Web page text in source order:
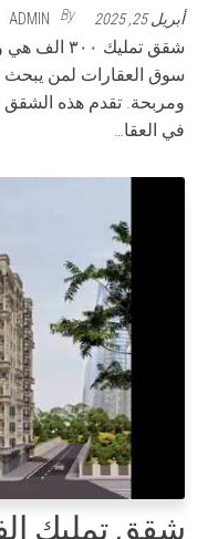
أبريل 25, 2025 By
ADMIN
شقق تمليك
سوق العقارات لمن يبحث
ومربحة. تقدم هذه
في العقا…
شقق تمليك